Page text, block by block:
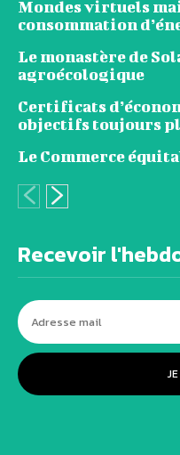
Mondes virtuels
consommation
Le monastère de
agroécologique
Certificats
objectifs toujours
Le Commerce
Recevoir